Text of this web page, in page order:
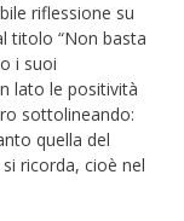
riflessione su
titolo “Non basta
i suoi
lato le positività
sottolineando:
quella del
ricorda, cioè nel